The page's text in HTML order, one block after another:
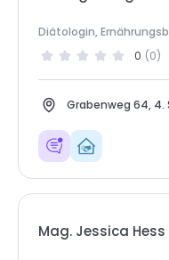
Diätologin,
0 (0)
Grabenweg 64, 4.
Mag. Jessica Hess